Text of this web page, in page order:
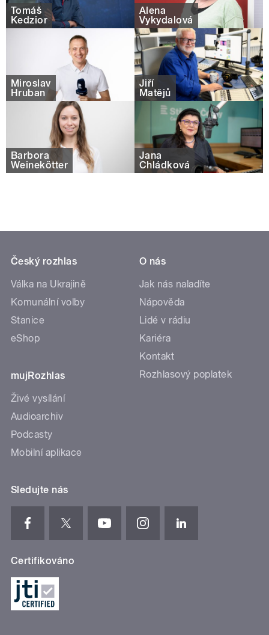
Tomáš
Kedzior
Alena
Vykydalová
Miroslav
Hruban
Jiří
Matějů
Barbora
Weinekötter
Jana
Chládková
Český rozhlas
Válka na Ukrajině
Komunální volby
Stanice
eShop
mujRozhlas
Živé vysílání
Audioarchiv
Podcasty
Mobilní aplikace
O nás
Jak nás naladíte
Nápověda
Lidé v rádiu
Kariéra
Kontakt
Rozhlasový poplatek
Sledujte nás
Certifikováno